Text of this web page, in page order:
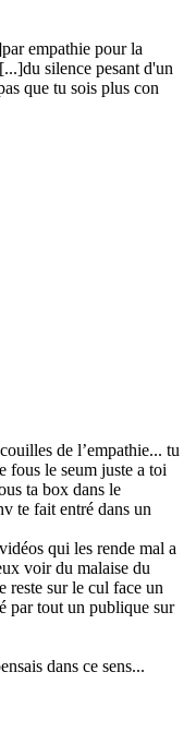
empathie pour la
silence pesant d'un
que tu sois plus con
de l’empathie... tu
fous le seum juste a toi
ta box dans le
te fait entré dans un
qui les rende mal a
voir du malaise du
reste sur le cul face un
par tout un publique sur
dans ce sens...